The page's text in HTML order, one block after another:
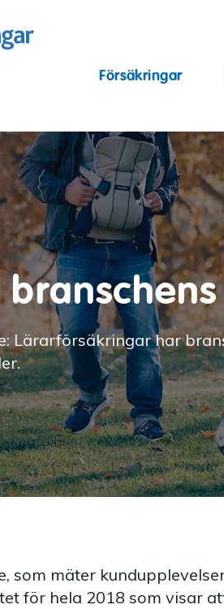
Försäkringar
Lärarförsäkringar har
som mäter
för hela 2018 som visar